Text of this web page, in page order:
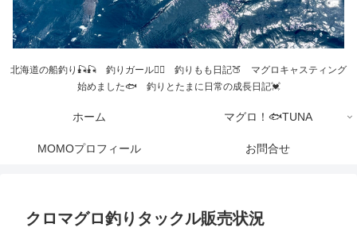
北海道の船釣り🎣🎣 釣りガール💁‍♀️ 釣りもも日記🍑 マグロキャスティング
始めました🐟 釣りとたまに日常の成長日記💓
ホーム マグロ！🐟TUNA
MOMOプロフィール お問合せ
クロマグロ釣りタックル販売状況